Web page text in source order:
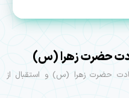
حضرت زهرا (س)
حضرت زهرا (س) و استقبال از